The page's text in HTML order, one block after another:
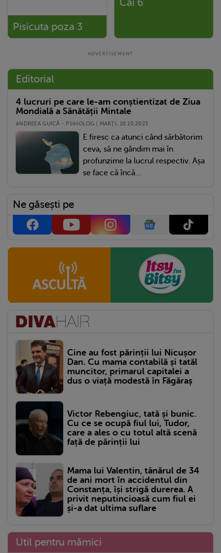
Pisicuta poza 3
Cai 6
Editorial
4 lucruri pe care le-am conștientizat de Ziua
Mondială a Sănătății Mintale
ANDREEA GUICĂ - PSIHOLOG | MARŢI, 10.10.2023
E firesc ca atunci când sărbătorim
ceva, să ne gândim mai în
profunzime la lucrul respectiv. Așa
se face că încă...
Ne găsești pe
Cine au fost părinții lui Nicușor
Dan. Cu mama contabilă și tatăl
muncitor, primarul capitalei a
dus o viață modestă în Făgăraș
Victor Rebengiuc, tată și bunic.
Cu ce se ocupă fiul lui, Tudor,
care a ales o cu totul altă scenă
față de părinții lui
Mama lui Valentin, tânărul de 34
de ani mort în accidentul din
Constanța, își strigă durerea. A
privit neputincioasă cum fiul ei
și-a dat ultima suflare
Util pentru mămici